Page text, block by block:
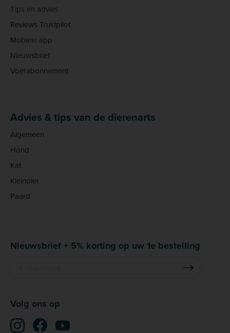
Tips en advies
Reviews Trustpilot
Mobiele app
Nieuwsbrief
Voerabonnement
Advies & tips van de dierenarts
Algemeen
Hond
Kat
Kleindier
Paard
Nieuwsbrief + 5% korting op uw 1e bestelling
Volg ons op